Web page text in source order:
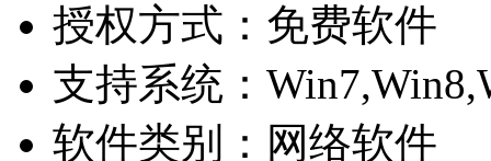
授权方式：免费软件
支持系统：
软件类别：网络软件